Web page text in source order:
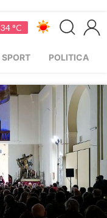
34 °C
SPORT POLITICA